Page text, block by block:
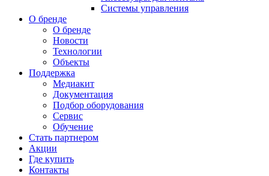
Системы управления
О бренде
О бренде
Новости
Технологии
Объекты
Поддержка
Медиакит
Документация
Подбор оборудования
Сервис
Обучение
Стать партнером
Акции
Где купить
Контакты